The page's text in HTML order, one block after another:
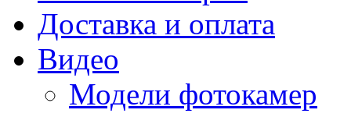
Доставка и оплата
Видео
Модели фотокамер